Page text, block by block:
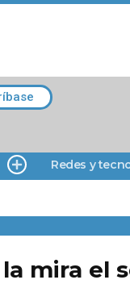
Redes y
mira el